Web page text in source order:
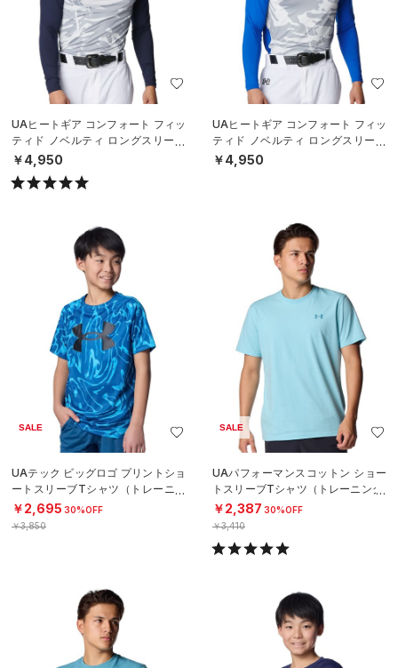
UAヒートギア コンフォート フィッ
ティド ノベルティ ロングスリーブ
クルーネック シャツ（ベースボー
ル/M
￥4,950
UAヒートギア コンフォート フィッ
ティド ノベルティ ロングスリーブ
クルーネック シャツ（ベースボー
￥4,950
SALE
UAテック ビッグロゴ プリントショ
ートスリーブTシャツ（トレーニン
グ/BOYS）
￥2,695 30%OFF
￥3,850
SALE
UAパフォーマンスコットン ショー
トスリーブTシャツ（トレーニング/
MEN）
￥2,387 30%OFF
￥3,410